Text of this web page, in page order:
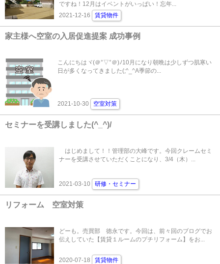
ですね！12月はイベントがいっぱい！忘年...
2021-12-16
賃貸物件
家主様へ空室の入居促進提案 成功事例
こんにちはヾ(＠°▽°＠)ﾉ10月になり朝晩は少しずつ肌寒い
日が多くなってきました(;^_^A季節の...
2021-10-30 空室対策
セミナーを受講しました(^_^)/
はじめまして！！管理部の大峰です。今回クレームセミ
ナーを受講させていただくことになり、3/4（木）...
2021-03-10 研修・セミナー
リフォーム 空室対策
どーも。売買部 徳永です。今回は、前々回のブログでお
伝えしていた【賃貸１ルームのプチリフォーム】をお...
2020-07-18 賃貸物件